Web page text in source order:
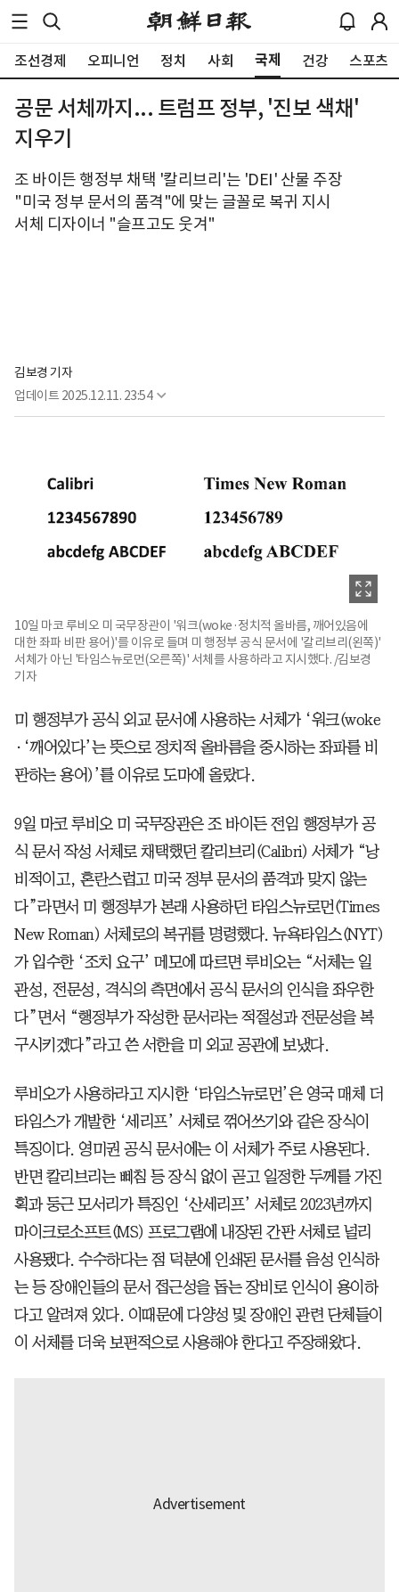
조선경제 오피니언 정치 사회 국제 건강 스포츠
공문 서체까지... 트럼프 정부, '진보 색채'
지우기
조 바이든 행정부 채택 '칼리브리'는 'DEI' 산물 주장
"미국 정부 문서의 품격"에 맞는 글꼴로 복귀 지시
서체 디자이너 "슬프고도 웃겨"
김보경 기자
업데이트 2025.12.11. 23:54
10일 마코 루비오 미 국무장관이 '워크(woke·정치적 올바름, 깨어있음에
대한 좌파 비판 용어)'를 이유로 들며 미 행정부 공식 문서에 '칼리브리(왼쪽)'
서체가 아닌 '타임스뉴로먼(오른쪽)' 서체를 사용하라고 지시했다. /김보경
기자
미 행정부가 공식 외교 문서에 사용하는 서체가 ‘워크(woke
·‘깨어있다’는 뜻으로 정치적 올바름을 중시하는 좌파를 비
판하는 용어)’를 이유로 도마에 올랐다.
9일 마코 루비오 미 국무장관은 조 바이든 전임 행정부가 공
식 문서 작성 서체로 채택했던 칼리브리(Calibri) 서체가 “낭
비적이고, 혼란스럽고 미국 정부 문서의 품격과 맞지 않는
다”라면서 미 행정부가 본래 사용하던 타임스뉴로먼(Times
New Roman) 서체로의 복귀를 명령했다. 뉴욕타임스(NYT)
가 입수한 ‘조치 요구’ 메모에 따르면 루비오는 “서체는 일
관성, 전문성, 격식의 측면에서 공식 문서의 인식을 좌우한
다”면서 “행정부가 작성한 문서라는 적절성과 전문성을 복
구시키겠다”라고 쓴 서한을 미 외교 공관에 보냈다.
루비오가 사용하라고 지시한 ‘타임스뉴로먼’은 영국 매체 더
타임스가 개발한 ‘세리프’ 서체로 꺾어쓰기와 같은 장식이
특징이다. 영미권 공식 문서에는 이 서체가 주로 사용된다.
반면 칼리브리는 삐침 등 장식 없이 곧고 일정한 두께를 가진
획과 둥근 모서리가 특징인 ‘산세리프’ 서체로 2023년까지
마이크로소프트(MS) 프로그램에 내장된 간판 서체로 널리
사용됐다. 수수하다는 점 덕분에 인쇄된 문서를 음성 인식하
는 등 장애인들의 문서 접근성을 돕는 장비로 인식이 용이하
다고 알려져 있다. 이때문에 다양성 및 장애인 관련 단체들이
이 서체를 더욱 보편적으로 사용해야 한다고 주장해왔다.